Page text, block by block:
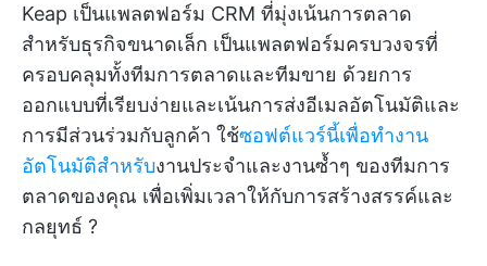
Keap เป็นแพลตฟอร์ม CRM ที่มุ่งเน้นการตลาด
สำหรับธุรกิจขนาดเล็ก เป็นแพลตฟอร์มครบวงจรที่
ครอบคลุมทั้งทีมการตลาดและทีมขาย ด้วยการ
ออกแบบที่เรียบง่ายและเน้นการส่งอีเมลอัตโนมัติและ
การมีส่วนร่วมกับลูกค้า ใช้ซอฟต์แวร์นี้เพื่อทำงาน
อัตโนมัติสำหรับงานประจำและงานซ้ำๆ ของทีมการ
ตลาดของคุณ เพื่อเพิ่มเวลาให้กับการสร้างสรรค์และ
กลยุทธ์ ?